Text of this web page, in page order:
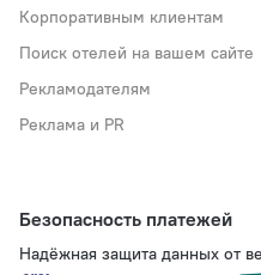
Корпоративным клиентам
Поиск отелей на вашем сайте
Рекламодателям
Реклама и PR
Безопасность платежей
Надёжная защита данных от